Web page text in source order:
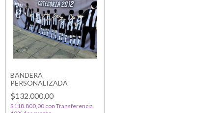
BANDERA
PERSONALIZADA
$132.000,00
$118.800,00 con Transferencia